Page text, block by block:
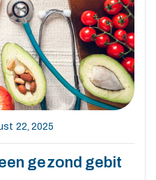
22, 2025
gezond gebit